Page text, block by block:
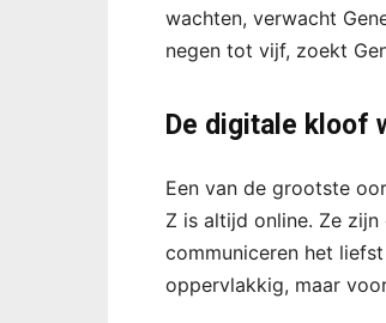
wachten, verwacht
negen tot vijf, zoekt
De digitale kloof
Een van de grootste
Z is altijd online. Ze
communiceren het
oppervlakkig, maar